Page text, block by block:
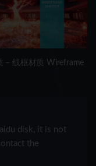
– 线框材质 Wireframe
disk, it is not
the